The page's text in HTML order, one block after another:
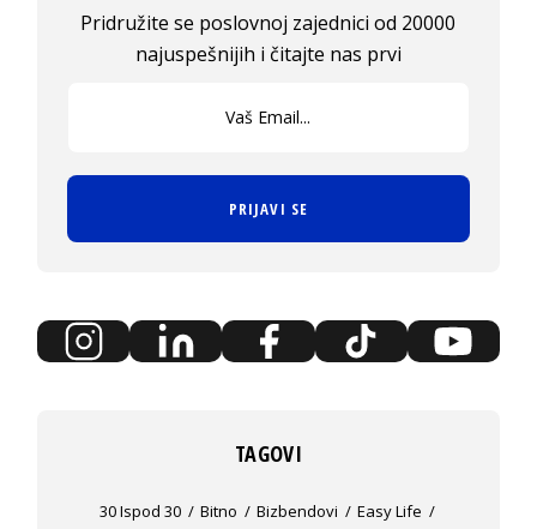
Pridružite se poslovnoj zajednici od 20000
najuspešnijih i čitajte nas prvi
PRIJAVI SE
TAGOVI
30 Ispod 30 Bitno Bizbendovi
Easy Life